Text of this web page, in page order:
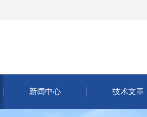
新闻中心 技术文章